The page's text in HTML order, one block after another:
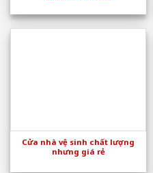
Cửa nhà vệ sinh chất lượng
nhưng giá rẻ